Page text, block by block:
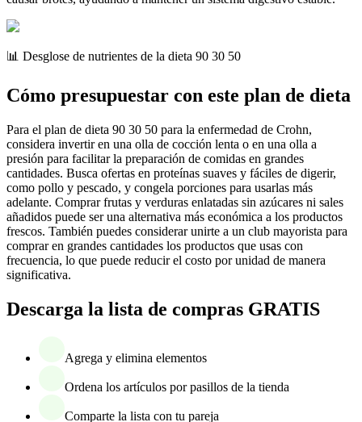
📊 Desglose de nutrientes de la dieta 90 30 50
Cómo presupuestar con este plan de dieta
Para el plan de dieta 90 30 50 para la enfermedad de Crohn,
considera invertir en una olla de cocción lenta o en una olla a
presión para facilitar la preparación de comidas en grandes
cantidades. Busca ofertas en proteínas suaves y fáciles de digerir,
como pollo y pescado, y congela porciones para usarlas más
adelante. Comprar frutas y verduras enlatadas sin azúcares ni sales
añadidos puede ser una alternativa más económica a los productos
frescos. También puedes considerar unirte a un club mayorista para
comprar en grandes cantidades los productos que usas con
frecuencia, lo que puede reducir el costo por unidad de manera
significativa.
Descarga la lista de compras GRATIS
Agrega y elimina elementos
Ordena los artículos por pasillos de la tienda
Comparte la lista con tu pareja